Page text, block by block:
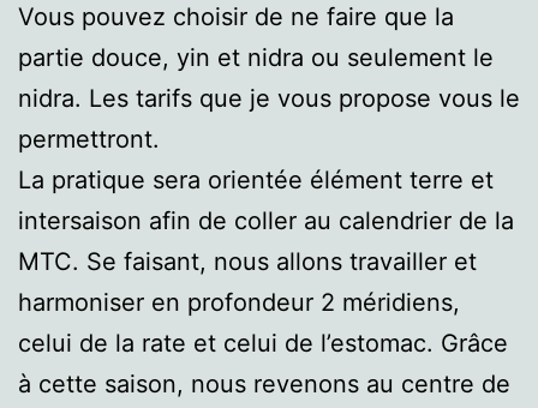
Vous pouvez choisir de ne faire que la
partie douce, yin et nidra ou seulement le
nidra. Les tarifs que je vous propose vous le
permettront.
La pratique sera orientée élément terre et
intersaison afin de coller au calendrier de la
MTC. Se faisant, nous allons travailler et
harmoniser en profondeur 2 méridiens,
celui de la rate et celui de l’estomac. Grâce
à cette saison, nous revenons au centre de